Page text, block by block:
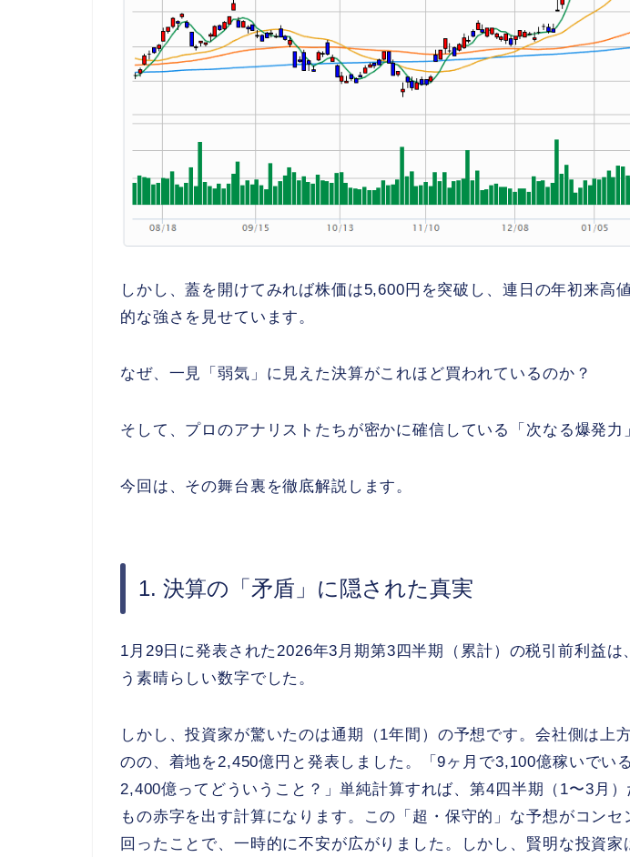
しかし、蓋を開けてみれば株価は5,600円を突破し、連日の年初来高
的な強さを見せています。
なぜ、一見「弱気」に見えた決算がこれほど買われているのか？
そして、プロのアナリストたちが密かに確信している「次なる爆発力
今回は、その舞台裏を徹底解説します。
1. 決算の「矛盾」に隠された真実
1月29日に発表された2026年3月期第3四半期（累計）の税引前利益は
う素晴らしい数字でした。
しかし、投資家が驚いたのは通期（1年間）の予想です。会社側は上
のの、着地を2,450億円と発表しました。「9ヶ月で3,100億稼いでい
2,400億ってどういうこと？」単純計算すれば、第4四半期（1〜3月）
もの赤字を出す計算になります。この「超・保守的」な予想がコン
回ったことで、一時的に不安が広がりました。しかし、賢明な投資家